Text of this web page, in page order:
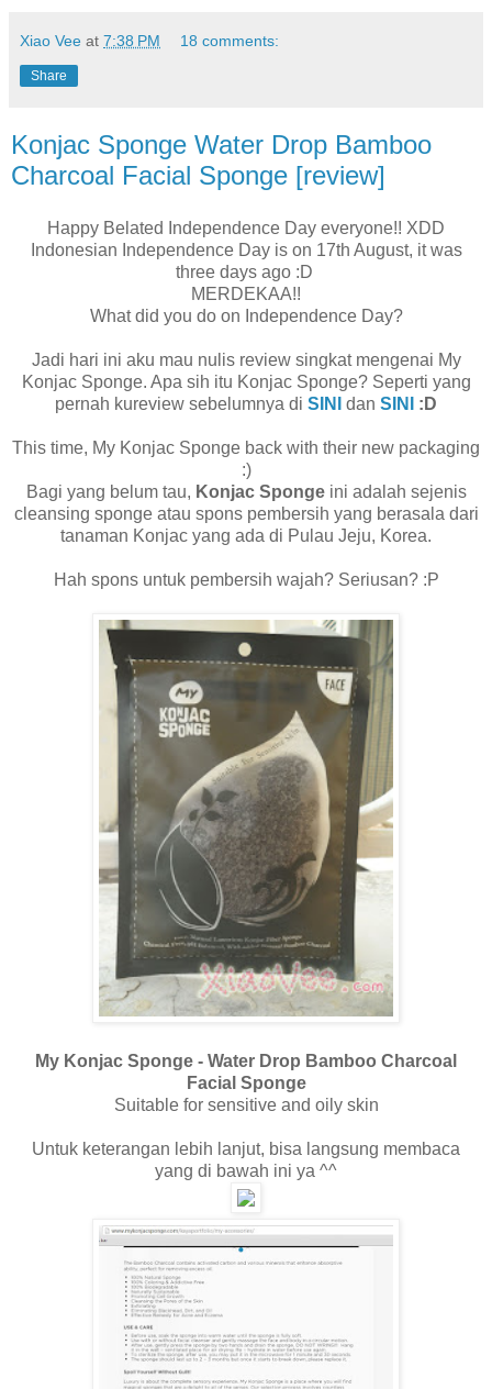
Xiao Vee at 7:38 PM 18 comments:
Share
Konjac Sponge Water Drop Bamboo
Charcoal Facial Sponge [review]
Happy Belated Independence Day everyone!! XDD
Indonesian Independence Day is on 17th August, it was
three days ago :D
MERDEKAA!!
What did you do on Independence Day?
Jadi hari ini aku mau nulis review singkat mengenai My
Konjac Sponge. Apa sih itu Konjac Sponge? Seperti yang
pernah kureview sebelumnya di SINI dan SINI :D
This time, My Konjac Sponge back with their new packaging
:)
Bagi yang belum tau, Konjac Spongeini adalah sejenis
cleansing sponge atau spons pembersih yang berasala dari
tanaman Konjac yang ada di Pulau Jeju, Korea.
Hah spons untuk pembersih wajah? Seriusan? :P
My Konjac Sponge - Water Drop Bamboo Charcoal
Facial Sponge
Suitable for sensitive and oily skin
Untuk keterangan lebih lanjut, bisa langsung membaca
yang di bawah ini ya ^^